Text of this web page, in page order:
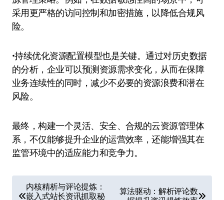
采用更严格的访问控制和加密措施，以降低合规风
险。
•持续优化资源配置模型也是关键。通过对历史数据
的分析，企业可以预测资源需求变化，从而在保障
业务连续性的同时，减少不必要的资源浪费和潜在
风险。
最终，构建一个灵活、安全、合规的云资源管理体
系，不仅能够提升企业的运营效率，还能增强其在
监管环境中的适应能力和竞争力。
内核精析与评论提炼：
嵌入式站长资讯抓取秘
算法驱动：解析评论数